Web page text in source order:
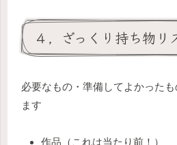
４，ざっくり持ち物リ
必要なもの・準備してよかった
ます
作品（これは当たり前！）